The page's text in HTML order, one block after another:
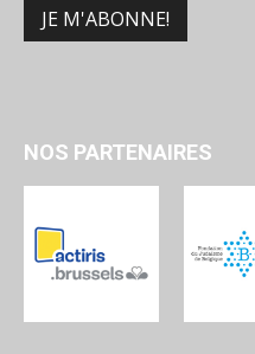
NOS PARTENAIRES